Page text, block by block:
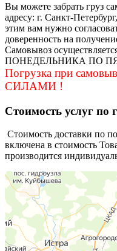
Вы можете забрать груз
адресу: г. Санкт-
этим вам нужно
доверенность на
Самовывоз
ПОНЕДЕЛЬНИКА ПО
Погрузка при
СИЛАМИ !
Стоимость услуг по
Стоимость доставки по
включена в стоимость
производится